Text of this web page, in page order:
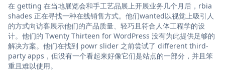
在 getting 在当地展览会和手工艺品展上开展业务几个月后，rbia
shades 正在寻找一种在线销售方式。他们wanted以视觉上吸引人
的方式向访客展示他们的产品质量、轻巧且符合人体工程学的设
计。他们的 Twenty Thirteen for WordPress 没有为此提供足够的
解决方案。他们在找到 powr slider 之前尝试了 different third-
party apps，但没有一个看起来好像它们是站点的一部分，并且笨
重且难以使用。